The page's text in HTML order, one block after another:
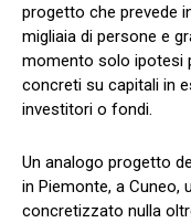
progetto che prevede
migliaia di persone e
momento solo ipotesi
concreti su capitali in
investitori o fondi.
Un analogo progetto
in Piemonte, a Cuneo,
concretizzato nulla